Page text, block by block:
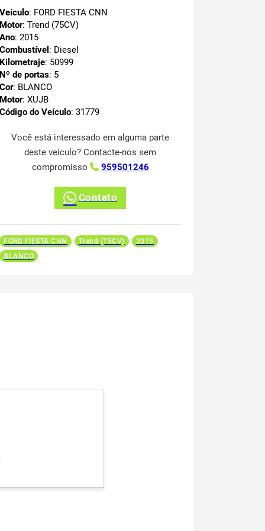
Veículo: FORD FIESTA CNN
Motor: Trend (75CV)
Ano: 2015
Combustível : Diesel
Kilometraje: 50999
Nº de portas: 5
Cor: BLANCO
Motor: XUJB
Código do Veículo: 31779
Você está interessado em alguma parte
deste veículo? Contacte-nos sem
compromisso
959501246
Contato
FORD FIESTA CNN Trend (75CV)
2015
BLANCO